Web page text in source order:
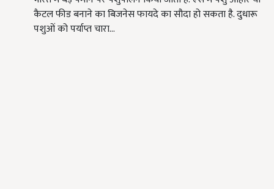
कैटल फीड बनाने का बिजनेस फायदे का सौदा हो सकता है. दुधारू
पशुओं को पर्याप्त चारा…